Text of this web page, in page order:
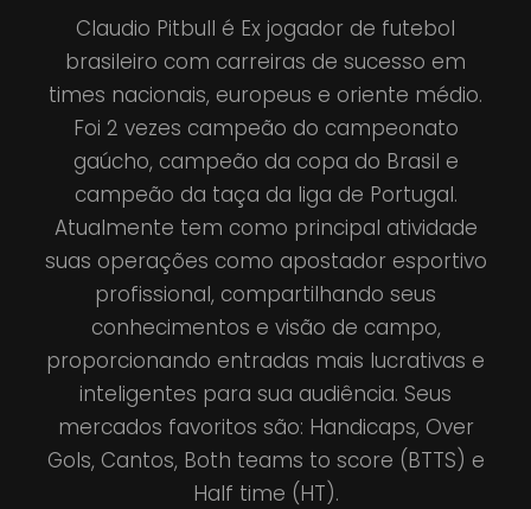
Claudio Pitbull é Ex jogador de futebol
brasileiro com carreiras de sucesso em
times nacionais, europeus e oriente médio.
Foi 2 vezes campeão do campeonato
gaúcho, campeão da copa do Brasil e
campeão da taça da liga de Portugal.
Atualmente tem como principal atividade
suas operações como apostador esportivo
profissional, compartilhando seus
conhecimentos e visão de campo,
proporcionando entradas mais lucrativas e
inteligentes para sua audiência. Seus
mercados favoritos são: Handicaps, Over
Gols, Cantos, Both teams to score (BTTS) e
Half time (HT).